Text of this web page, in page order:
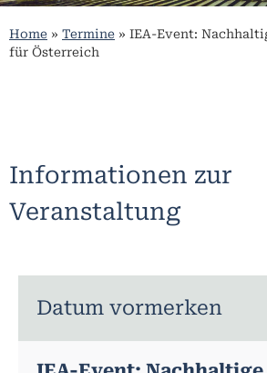
Home » Termine » IEA-Event:
für Österreich
Informationen zur
Veranstaltung
Datum vormerken